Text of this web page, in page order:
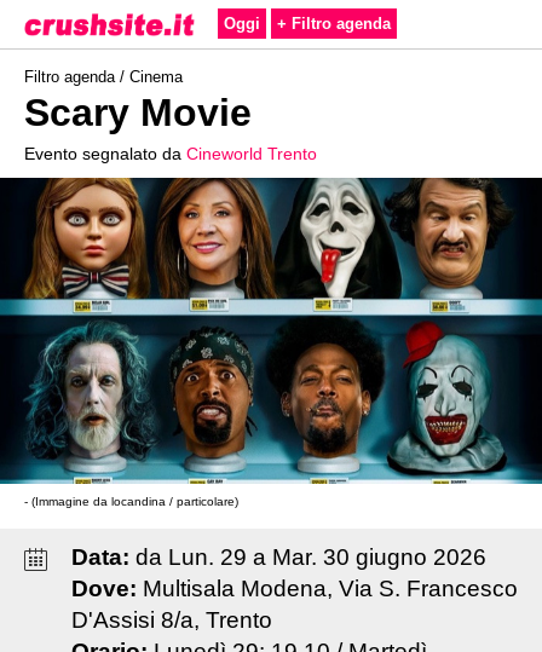
Oggi + Filtro agenda
Filtro agenda / Cinema
Scary Movie
Evento segnalato da Cineworld Trento
- (Immagine da locandina / particolare)
Data: da Lun. 29 a Mar. 30 giugno 2026
Dove: Multisala Modena, Via S. Francesco
D'Assisi 8/a, Trento